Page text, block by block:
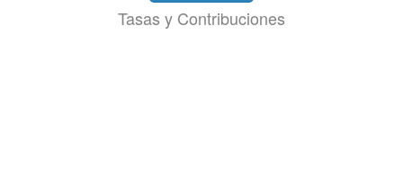
Tasas y Contribuciones